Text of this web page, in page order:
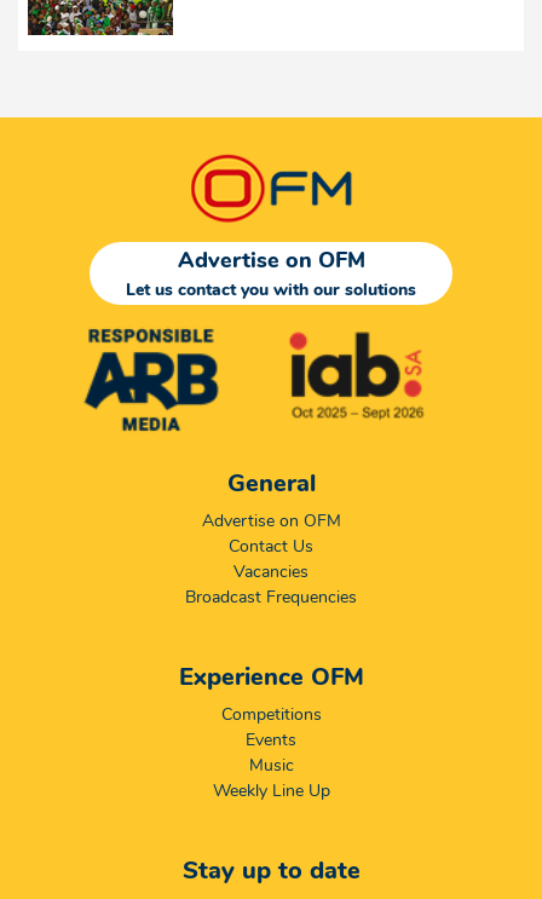
Advertise on OFM
Let us contact you with our solutions
General
Advertise on OFM
Contact Us
Vacancies
Broadcast Frequencies
Experience OFM
Competitions
Events
Music
Weekly Line Up
Stay up to date